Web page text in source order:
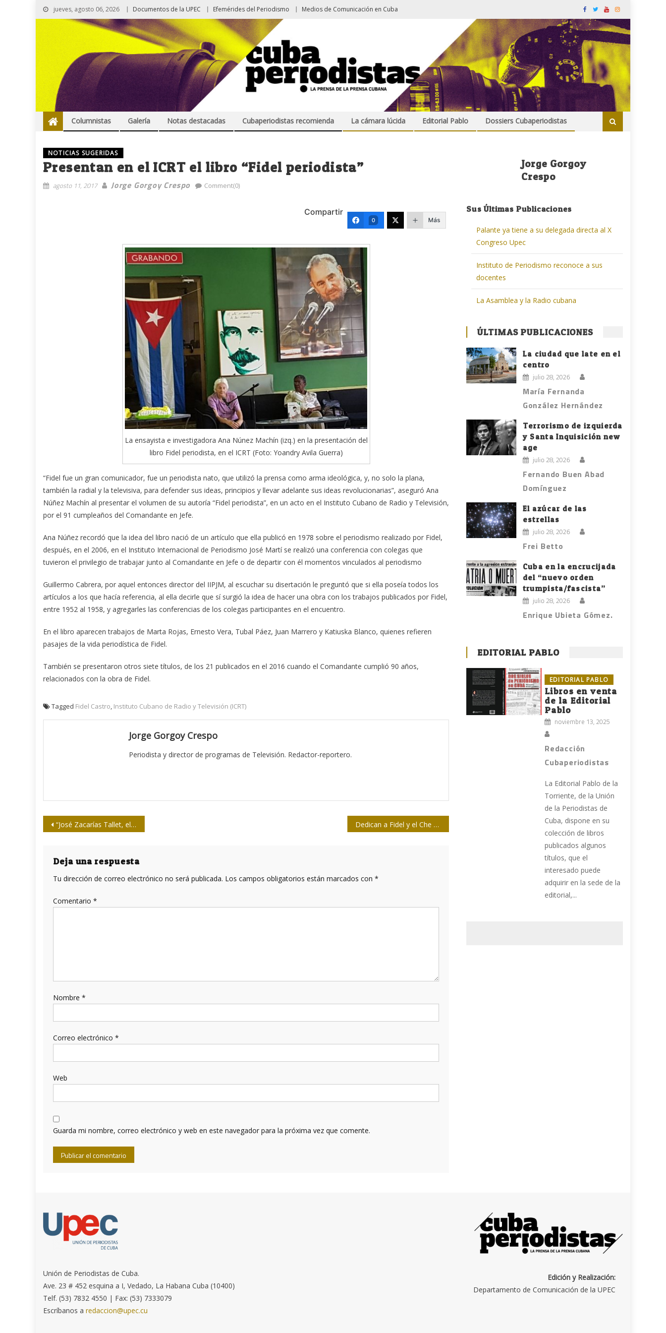
jueves, agosto 06, 2026 Documentos de la UPEC Efemérides del Periodismo Medios de Comunicación en Cuba
Columnistas Galería Notas destacadas Cubaperiodistas recomienda La cámara lúcida Editorial Pablo Dossiers Cubaperiodistas
NOTICIAS SUGERIDAS
Presentan en el ICRT el libro “Fidel periodista”
agosto 11, 2017 Jorge Gorgoy Crespo Comment(0)
Compartir
0 Más
La ensayista e investigadora Ana Núnez Machín (izq.) en la presentación del
libro Fidel periodista, en el ICRT (Foto: Yoandry Avila Guerra)
“Fidel fue un gran comunicador, fue un periodista nato, que utilizó la prensa como arma ideológica, y, no solo la plana,
también la radial y la televisiva, para defender sus ideas, principios y llevar adelante sus ideas revolucionarias”, aseguró Ana
Núñez Machín al presentar el volumen de su autoría “Fidel periodista”, en un acto en el Instituto Cubano de Radio y Televisión,
por el 91 cumpleaños del Comandante en Jefe.
Ana Núñez recordó que la idea del libro nació de un artículo que ella publicó en 1978 sobre el periodismo realizado por Fidel,
después, en el 2006, en el Instituto Internacional de Periodismo José Martí se realizó una conferencia con colegas que
tuvieron el privilegio de trabajar junto al Comandante en Jefe o de departir con él momentos vinculados al periodismo
Guillermo Cabrera, por aquel entonces director del IIPJM, al escuchar su disertación le preguntó que si ella poseía todos los
artículos a los que hacía referencia, al ella decirle que sí surgió la idea de hacer una obra con los trabajos publicados por Fidel,
entre 1952 al 1958, y agregarles las conferencias de los colegas participantes en el encuentro.
En el libro aparecen trabajos de Marta Rojas, Ernesto Vera, Tubal Páez, Juan Marrero y Katiuska Blanco, quienes refieren
pasajes de la vida periodística de Fidel.
También se presentaron otros siete títulos, de los 21 publicados en el 2016 cuando el Comandante cumplió 90 años,
relacionados con la obra de Fidel.
Tagged Fidel Castro, Instituto Cubano de Radio y Televisión (ICRT)
Jorge Gorgoy Crespo
Periodista y director de programas de Televisión. Redactor-reportero.
Navegación
entradas
“José Zacarías Tallet, el cazador de Gazapos” Dedican a Fidel y el Che premios de Concurso periodístico en Holguín
Deja una respuesta
Tu dirección de correo electrónico no será publicada. Los campos obligatorios están marcados con *
Comentario *
Nombre *
Correo electrónico *
Web
Guarda mi nombre, correo electrónico y web en este navegador para la próxima vez que comente.
Jorge Gorgoy
Crespo
Sus Últimas Publicaciones
Palante ya tiene a su delegada directa al X
Congreso Upec
Instituto de Periodismo reconoce a sus
docentes
La Asamblea y la Radio cubana
ÚLTIMAS PUBLICACIONES
La ciudad que late en el
centro
julio 28, 2026
María Fernanda
González Hernández
Terrorismo de izquierda
y Santa Inquisición new
age
julio 28, 2026
Fernando Buen Abad
Domínguez
El azúcar de las
estrellas
julio 28, 2026
Frei Betto
Cuba en la encrucijada
del “nuevo orden
trumpista/fascista”
julio 28, 2026
Enrique Ubieta Gómez.
EDITORIAL PABLO
EDITORIAL PABLO
Libros en venta
de la Editorial
Pablo
noviembre 13, 2025
Redacción
Cubaperiodistas
La Editorial Pablo de la
Torriente, de la Unión
de la Periodistas de
Cuba, dispone en su
colección de libros
publicados algunos
títulos, que el
interesado puede
adquirir en la sede de la
editorial,...
Unión de Periodistas de Cuba.
Ave. 23 # 452 esquina a I, Vedado, La Habana Cuba (10400)
Telf. (53) 7832 4550 | Fax: (53) 7333079
Escríbanos aredaccion@upec.cu
Edición y Realización:
Departamento de Comunicación de la UPEC